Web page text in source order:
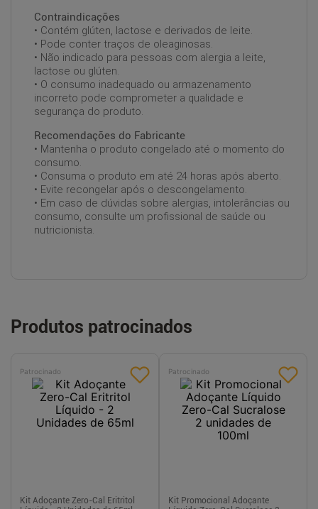
Contraindicações
• Contém glúten, lactose e derivados de leite.
• Pode conter traços de oleaginosas.
• Não indicado para pessoas com alergia a leite,
lactose ou glúten.
• O consumo inadequado ou armazenamento
incorreto pode comprometer a qualidade e
segurança do produto.
Recomendações do Fabricante
• Mantenha o produto congelado até o momento do
consumo.
• Consuma o produto em até 24 horas após aberto.
• Evite recongelar após o descongelamento.
• Em caso de dúvidas sobre alergias, intolerâncias ou
consumo, consulte um profissional de saúde ou
nutricionista.
Produtos patrocinados
Patrocinado
Kit Adoçante Zero-Cal Eritritol
Patrocinado
Kit Promocional Adoçante